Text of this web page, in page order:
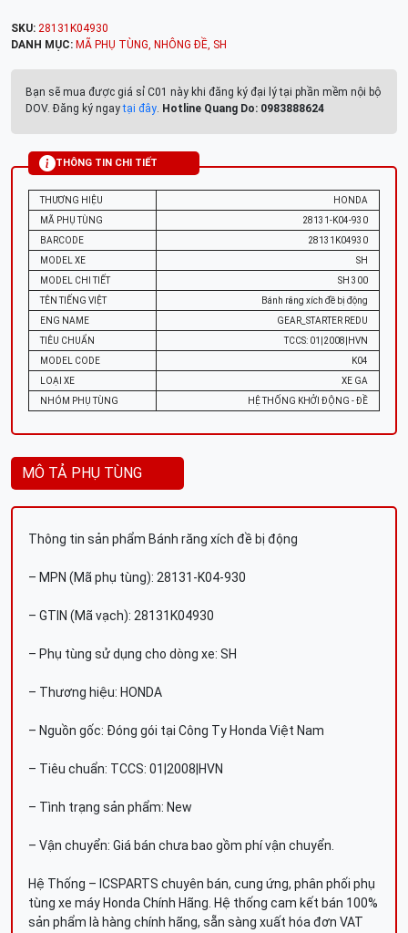
SKU: 28131K04930
DANH MỤC: MÃ PHỤ TÙNG, NHÔNG ĐỀ, SH
Bạn sẽ mua được giá sỉ C01 này khi đăng ký đại lý tại phần mềm nội bộ
DOV. Đăng ký ngaytại đây. Hotline Quang Do: 0983888624
THÔNG TIN CHI TIẾT
THƯƠNG HIỆU
HONDA
MÃ PHỤ TÙNG
28131-K04-930
BARCODE
28131K04930
MODEL XE
SH
MODEL CHI TIẾT
SH 300
TÊN TIẾNG VIỆT
Bánh răng xích đề bị động
ENG NAME
GEAR_STARTER REDU
TIÊU CHUẨN
TCCS: 01|2008|HVN
MODEL CODE
K04
LOẠI XE
XE GA
NHÓM PHỤ TÙNG
HỆ THỐNG KHỞI ĐỘNG - ĐỀ
MÔ TẢ PHỤ TÙNG
Thông tin sản phẩm Bánh răng xích đề bị động
– MPN (Mã phụ tùng): 28131-K04-930
– GTIN (Mã vạch): 28131K04930
– Phụ tùng sử dụng cho dòng xe: SH
– Thương hiệu: HONDA
– Nguồn gốc: Đóng gói tại Công Ty Honda Việt Nam
– Tiêu chuẩn: TCCS: 01|2008|HVN
– Tình trạng sản phẩm: New
– Vận chuyển: Giá bán chưa bao gồm phí vận chuyển.
Hệ Thống – ICSPARTS chuyên bán, cung ứng, phân phối phụ
tùng xe máy Honda Chính Hãng. Hệ thống cam kết bán 100%
sản phẩm là hàng chính hãng, sẵn sàng xuất hóa đơn VAT